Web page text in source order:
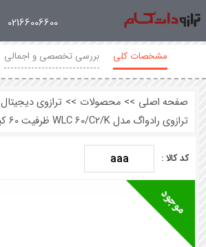
02166006600
مشخصات کلی بررسی تخصصی و اجمالی
صفحه اصلی >> محصولات >> ترازوی دیجیتال
ترازوی رادواگ مدل WLC 60/C2/K ظرفیت 60 کیلوگرم دقت 1 گرم
کد کالا : aaa